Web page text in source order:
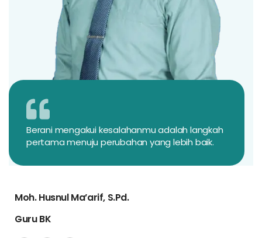
Berani mengakui kesalahanmu adalah langkah
pertama menuju perubahan yang lebih baik.
Moh. Husnul Ma’arif, S.Pd.
Guru BK